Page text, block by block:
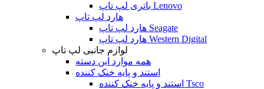
باتری لپ تاپ Lenovo
هارد لپ تاپ
هارد لپ تاپ Seagate
هارد لپ تاپ Western Digital
لوازم جانبی لپ تاپ
همه موارد این دسته
استند و پایه خنک کننده
استند و پایه خنک کننده Tsco